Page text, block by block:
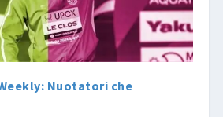
Nuotatori che